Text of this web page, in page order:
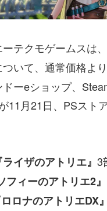
テクモゲームスは
いて、通常価格よ
ドーeショップ、
11月21日、PSスト
ライザのアトリエ』 3
フィーのアトリエ2』
ロロナのアトリエDX』